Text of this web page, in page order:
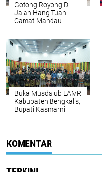
Gotong Royong Di
Jalan Hang Tuah:
Camat Mandau
Buang Limbah
Sembarang Tempat
Buka Musdalub LAMR
Kabupaten Bengkalis,
Bupati Kasmarni
Visioner
KOMENTAR